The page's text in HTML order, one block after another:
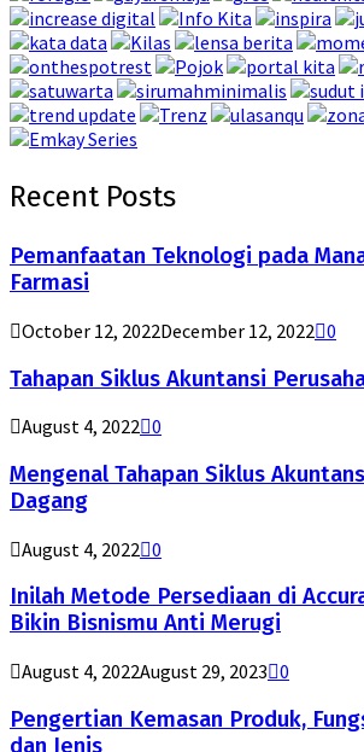
Recent Posts
Pemanfaatan Teknologi pada
Farmasi
October 12, 2022December 12, 2022 0
Tahapan Siklus Akuntansi
August 4, 2022 0
Mengenal Tahapan Siklus
Dagang
August 4, 2022 0
Inilah Metode Persediaan di
Bikin Bisnismu Anti Merugi
August 4, 2022August 29, 2023 0
Pengertian Kemasan Produk,
dan Jenis